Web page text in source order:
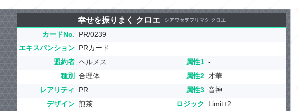
幸せを振りまく クロエ シアワセヲフリマク クロエ
カードNo.
PR/0239
エキスパンション PRカード
盟約者 ヘルメス
種別
合理体
レアリティ
PR
デザイン 煎茶
属性1 -
属性2 才華
属性3 音神
ロジック
Limit+2